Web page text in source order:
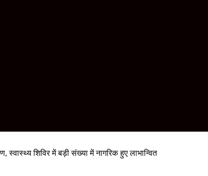
स्वास्थ्य शिविर में बड़ी संख्या में नागरिक हुए लाभान्वित